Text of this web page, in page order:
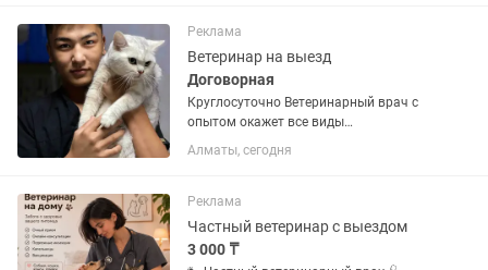
Реклама
Ветеринар на выезд
Договорная
Круглосуточно Ветеринарный врач с
опытом окажет все виды
ветеринарных услуг: - Выезд врача на
дом; - вакцинация; - оформление
выезд) ; - оперативная хирургия; -...
Алматы, сегодня
Реклама
Частный ветеринар с выездом
3 000 ₸